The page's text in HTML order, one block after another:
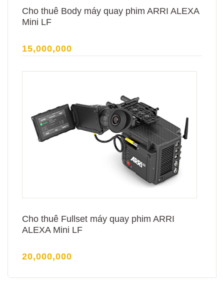
Cho thuê Body máy quay phim ARRI ALEXA
Mini LF
15,000,000
Cho thuê Fullset máy quay phim ARRI
ALEXA Mini LF
20,000,000